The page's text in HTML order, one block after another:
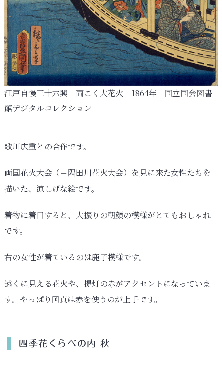
江戸自慢三十六興 両こく大花火 1864年 国立国会図書
館デジタルコレクション
歌川広重との合作です。
両国花火大会（＝隅田川花火大会）を見に来た女性たちを
描いた、涼しげな絵です。
着物に着目すると、大振りの朝顔の模様がとてもおしゃれ
です。
右の女性が着ているのは鹿子模様です。
遠くに見える花火や、提灯の赤がアクセントになっていま
す。やっぱり国貞は赤を使うのが上手です。
四季花くらべの内 秋